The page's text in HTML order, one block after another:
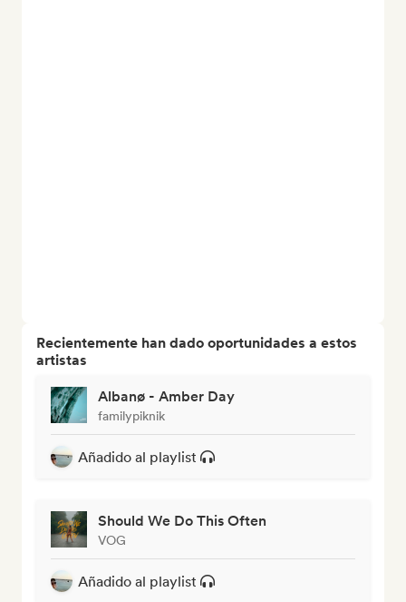
Recientemente han dado oportunidades a estos
artistas
Albanø - Amber Day
familypiknik
Añadido al playlist
Should We Do This Often
VOG
Añadido al playlist